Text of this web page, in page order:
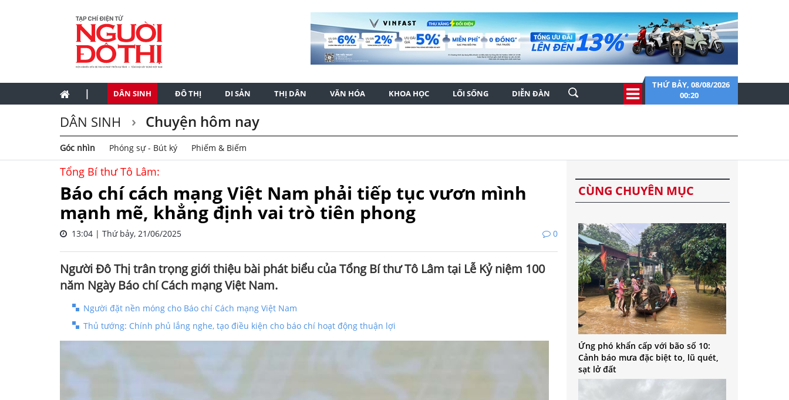
| DÂN SINH ĐÔ THỊ DI SẢN THỊ DÂN VĂN HÓA KHOA HỌC LỐI SỐNG DIỄN ĐÀN
THỨ BẢY, 08/08/2026
00:20
DÂN SINH Chuyện hôm nay
Góc nhìn Phóng sự - Bút ký Phiếm & Biếm
Tổng Bí thư Tô Lâm:
Báo chí cách mạng Việt Nam phải tiếp tục vươn mình
mạnh mẽ, khẳng định vai trò tiên phong
13:04 | Thứ bảy, 21/06/2025 0
Người Đô Thị trân trọng giới thiệu bài phát biểu của Tổng Bí thư Tô Lâm tại Lễ Kỷ niệm 100
năm Ngày Báo chí Cách mạng Việt Nam.
Người đặt nền móng cho Báo chí Cách mạng Việt Nam
Thủ tướng: Chính phủ lắng nghe, tạo điều kiện cho báo chí hoạt động thuận lợi
CÙNG CHUYÊN MỤC
Ứng phó khẩn cấp với bão số 10:
Cảnh báo mưa đặc biệt to, lũ quét,
sạt lở đất